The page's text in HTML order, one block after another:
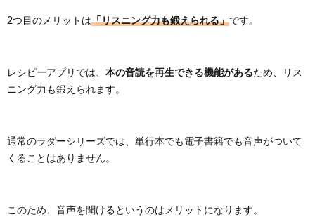
2つ目のメリットは「リスニング力も鍛えられる」です。
レシピーアプリでは、 本の音読を再生できる機能があるため、リス
ニング力も鍛えられます。
通常のラダーシリーズでは、単行本でも電子書籍でも音声がついて
くることはありません。
このため、音声を聞けるというのはメリットになります。